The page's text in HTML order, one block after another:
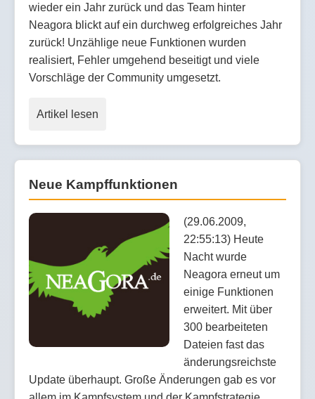
wieder ein Jahr zurück und das Team hinter
Neagora blickt auf ein durchweg erfolgreiches Jahr
zurück! Unzählige neue Funktionen wurden
realisiert, Fehler umgehend beseitigt und viele
Vorschläge der Community umgesetzt.
Artikel lesen
Neue Kampffunktionen
(29.06.2009,
22:55:13) Heute
Nacht wurde
Neagora erneut um
einige Funktionen
erweitert. Mit über
300 bearbeiteten
Dateien fast das
änderungsreichste
Update überhaupt. Große Änderungen gab es vor